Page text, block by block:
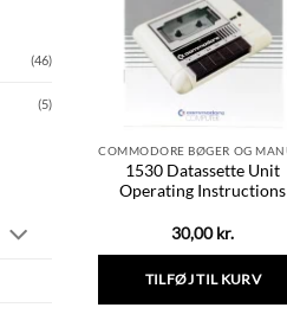
(46)
(5)
1530 Datassette Unit
Operating Instructions
30,00kr.
TILFØJ TIL KURV